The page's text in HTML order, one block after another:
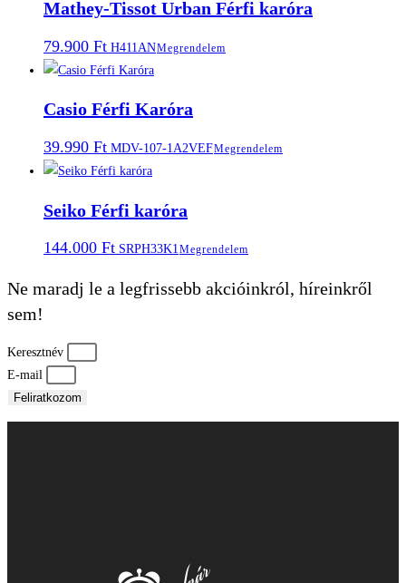
Mathey-Tissot Urban Férfi karóra
79.900 Ft H411ANMegrendelem
Casio Férfi Karóra
39.990 Ft MDV-107-1A2VEFMegrendelem
Seiko Férfi karóra
144.000 Ft SRPH33K1Megrendelem
Ne maradj le a legfrissebb akcióinkról, híreinkről
sem!
Keresztnév
E-mail
Feliratkozom